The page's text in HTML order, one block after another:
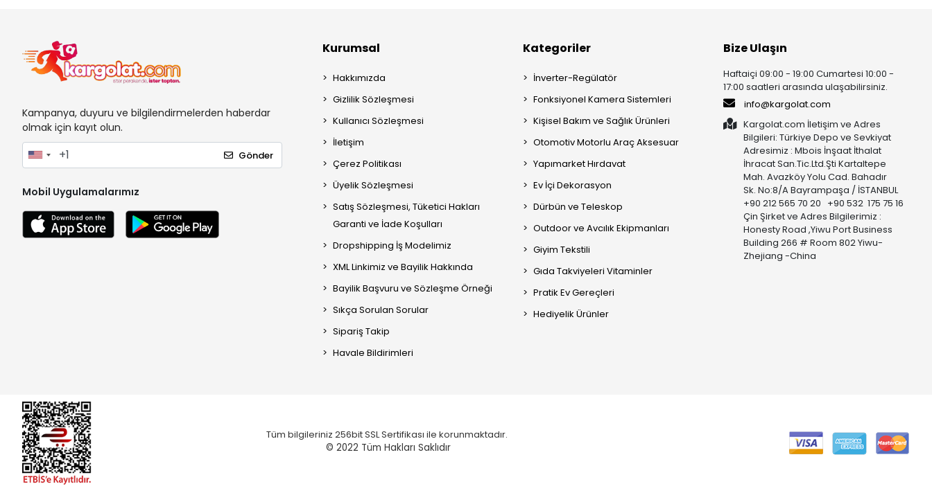
Kampanya, duyuru ve bilgilendirmelerden haberdar
olmak için kayıt olun.
Gönder
Mobil Uygulamalarımız
Kurumsal
Hakkımızda
Gizlilik Sözleşmesi
Kullanıcı Sözleşmesi
İletişim
Çerez Politikası
Üyelik Sözleşmesi
Satış Sözleşmesi, Tüketici Hakları
Garanti ve İade Koşulları
Dropshipping İş Modelimiz
XML Linkimiz ve Bayilik Hakkında
Bayilik Başvuru ve Sözleşme Örneği
Sıkça Sorulan Sorular
Sipariş Takip
Havale Bildirimleri
Kategoriler
İnverter-Regülatör
Fonksiyonel Kamera Sistemleri
Kişisel Bakım ve Sağlık Ürünleri
Otomotiv Motorlu Araç Aksesuar
Yapımarket Hırdavat
Ev İçi Dekorasyon
Dürbün ve Teleskop
Outdoor ve Avcılık Ekipmanları
Giyim Tekstili
Gıda Takviyeleri Vitaminler
Pratik Ev Gereçleri
Hediyelik Ürünler
Bize Ulaşın
Haftaiçi 09:00 - 19:00 Cumartesi 10:00 -
17:00 saatleri arasında ulaşabilirsiniz.
info@kargolat.com
Kargolat.com İletişim ve Adres
Bilgileri: Türkiye Depo ve Sevkiyat
Adresimiz : Mbois İnşaat İthalat
İhracat San.Tic.Ltd.Şti Kartaltepe
Mah. Avazköy Yolu Cad. Bahadır
Sk. No:8/A Bayrampaşa / İSTANBUL
+90 212 565 70 20 +90 532 175 75 16
Çin Şirket ve Adres Bilgilerimiz :
Honesty Road ,Yiwu Port Business
Building 266 # Room 802 Yiwu-
Zhejiang -China
Tüm bilgileriniz 256bit SSL Sertifikası ile korunmaktadır.
© 2022 Tüm Hakları Saklıdır